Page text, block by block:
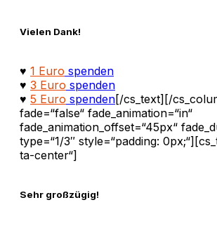
Vielen Dank!
♥ 1 Euro spenden
♥ 3 Euro spenden
♥ 5 Euro spenden[/cs_text][/
fade=“false“ fade_animation=“in“
fade_animation_offset=“45px“
type=“1/3″ style=“padding:
ta-center“]
Sehr großzügig!